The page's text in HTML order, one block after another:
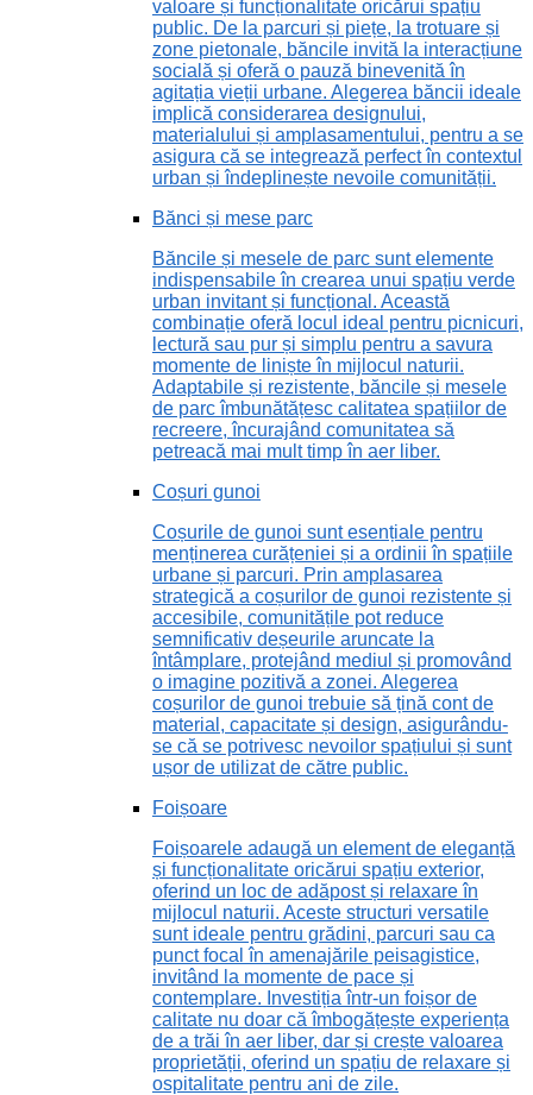
valoare și funcționalitate oricărui spațiu
public. De la parcuri și piețe, la trotuare și
zone pietonale, băncile invită la interacțiune
socială și oferă o pauză binevenită în
agitația vieții urbane. Alegerea băncii ideale
implică considerarea designului,
materialului și amplasamentului, pentru a se
asigura că se integrează perfect în contextul
urban și îndeplinește nevoile comunității.
Bănci și mese parc
Băncile și mesele de parc sunt elemente
indispensabile în crearea unui spațiu verde
urban invitant și funcțional. Această
combinație oferă locul ideal pentru picnicuri,
lectură sau pur și simplu pentru a savura
momente de liniște în mijlocul naturii.
Adaptabile și rezistente, băncile și mesele
de parc îmbunătățesc calitatea spațiilor de
recreere, încurajând comunitatea să
petreacă mai mult timp în aer liber.
Coșuri gunoi
Coșurile de gunoi sunt esențiale pentru
menținerea curățeniei și a ordinii în spațiile
urbane și parcuri. Prin amplasarea
strategică a coșurilor de gunoi rezistente și
accesibile, comunitățile pot reduce
semnificativ deșeurile aruncate la
întâmplare, protejând mediul și promovând
o imagine pozitivă a zonei. Alegerea
coșurilor de gunoi trebuie să țină cont de
material, capacitate și design, asigurându-
se că se potrivesc nevoilor spațiului și sunt
ușor de utilizat de către public.
Foișoare
Foișoarele adaugă un element de eleganță
și funcționalitate oricărui spațiu exterior,
oferind un loc de adăpost și relaxare în
mijlocul naturii. Aceste structuri versatile
sunt ideale pentru grădini, parcuri sau ca
punct focal în amenajările peisagistice,
invitând la momente de pace și
contemplare. Investiția într-un foișor de
calitate nu doar că îmbogățește experiența
de a trăi în aer liber, dar și crește valoarea
proprietății, oferind un spațiu de relaxare și
ospitalitate pentru ani de zile.